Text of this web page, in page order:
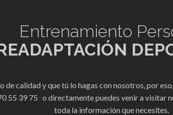
Entrenamiento
de calidad y que tú lo hagas con nosotros, por
55 39 75 o directamente puedes venir a visitar
toda la información que necesites.